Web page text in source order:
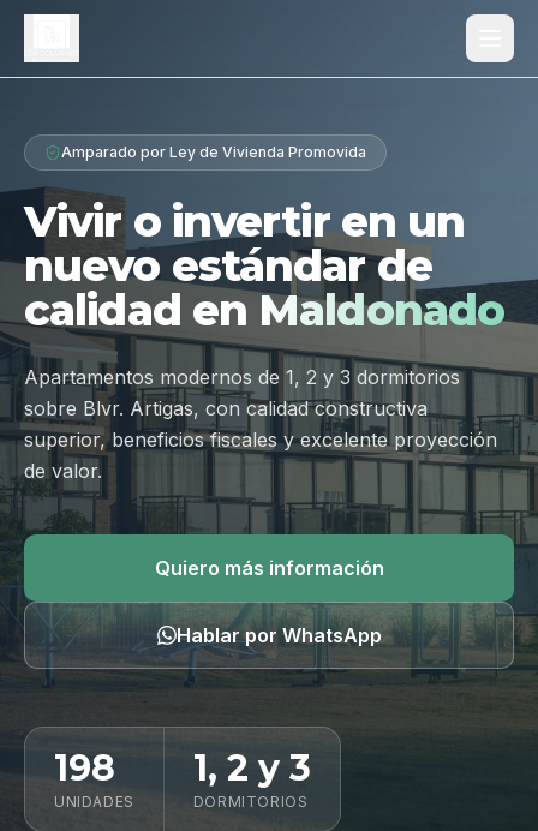
Proyecto
Diferenciales
Tipologías
Galería
Ubicación
Contacto
Hablar por WhatsApp
Amparado por Ley de Vivienda Promovida
Vivir o invertir en un
nuevo estándar de
calidad en Maldonado
Apartamentos modernos de 1, 2 y 3 dormitorios
sobre Blvr. Artigas, con calidad constructiva
superior, beneficios fiscales y excelente proyección
de valor.
Quiero más información
Hablar por WhatsApp
198
UNIDADES
1, 2 y 3
DORMITORIOS